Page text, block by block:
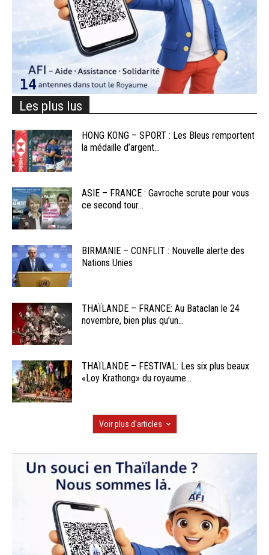
Les plus lus
HONG KONG – SPORT : Les Bleus remportent
la médaille d’argent...
ASIE – FRANCE : Gavroche scrute pour vous
ce second tour...
BIRMANIE – CONFLIT : Nouvelle alerte des
Nations Unies
THAÏLANDE – FRANCE: Au Bataclan le 24
novembre, bien plus qu’un...
THAÏLANDE – FESTIVAL: Les six plus beaux
«Loy Krathong» du royaume...
Voir plus d'articles